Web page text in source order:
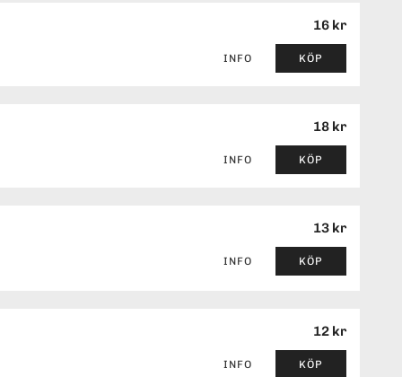
16 kr
INFO KÖP
18 kr
INFO KÖP
13 kr
INFO KÖP
12 kr
INFO KÖP